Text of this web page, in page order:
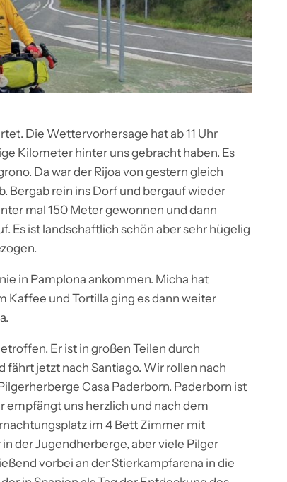
Die Wettervorhersage hat ab 11 Uhr
Kilometer hinter uns gebracht haben. Es
Da war der Rijoa von gestern gleich
Bergab rein ins Dorf und bergauf wieder
mal 150 Meter gewonnen und dann
Es ist landschaftlich schön aber sehr hügelig
in Pamplona ankommen. Micha hat
Kaffee und Tortilla ging es dann weiter
Er ist in großen Teilen durch
jetzt nach Santiago. Wir rollen nach
Casa Paderborn. Paderborn ist
empfängt uns herzlich und nach dem
im 4 Bett Zimmer mit
der Jugendherberge, aber viele Pilger
vorbei an der Stierkampfarena in die